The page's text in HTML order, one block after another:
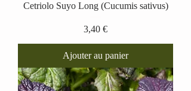
Cetriolo Suyo Long (Cucumis sativus)
Prix
3,40 €
Ajouter au panier